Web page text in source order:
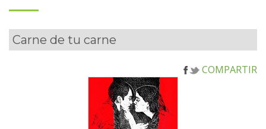
Carne de tu carne
COMPARTIR